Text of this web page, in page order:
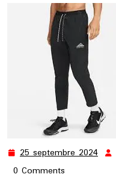
25 septembre 2024 25
0 Comments